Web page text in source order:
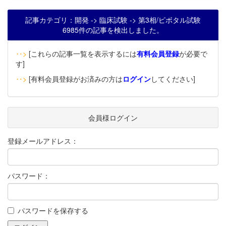
記事カテゴリ：開発 -> 臨床試験 -> 第3相/ピボタル試験
6985件の記事を検出しました。
‥> [これらの記事一覧を表示するには有料会員登録が必要で
す]
‥> [有料会員登録がお済みの方はログインしてください]
会員様ログイン
登録メールアドレス：
パスワード：
パスワードを保存する